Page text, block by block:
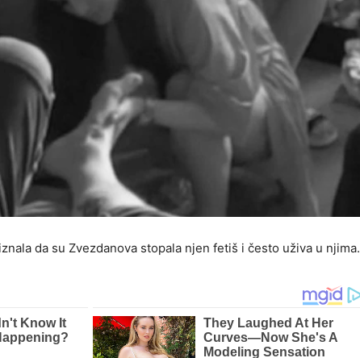
da su Zvezdanova stopala njen fetiš i često uživa u njima.